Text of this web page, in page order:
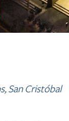
San Cristóbal